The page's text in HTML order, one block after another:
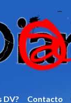
DV? Contacto